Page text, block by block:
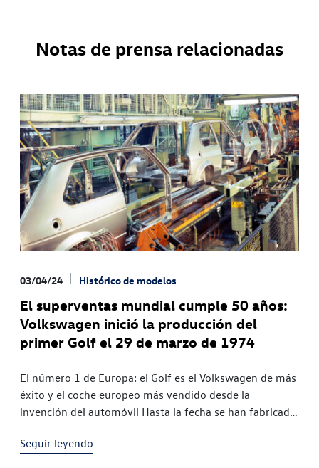
Notas de prensa relacionadas
03/04/24 Histórico de modelos
El superventas mundial cumple 50 años:
Volkswagen inició la producción del
primer Golf el 29 de marzo de 1974
El número 1 de Europa: el Golf es el Volkswagen de más
éxito y el coche europeo más vendido desde la
invención del automóvil Hasta la fecha se han fabricado
Seguir leyendo